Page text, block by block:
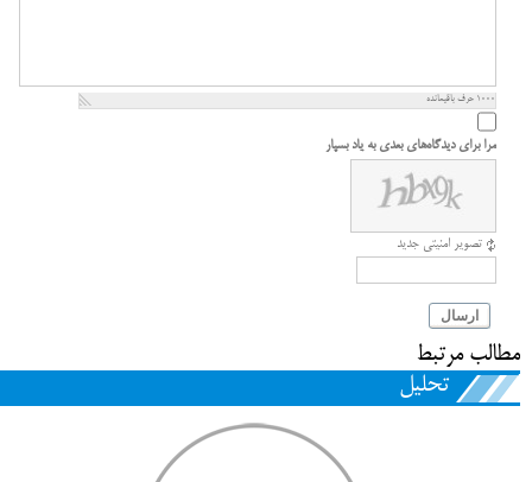
1000 حرف باقیمانده
مرا برای دیدگاه‌های بعدی به یاد بسپار
تصویر امنیتی جدید
ارسال
مطالب مرتبط
تحلیل